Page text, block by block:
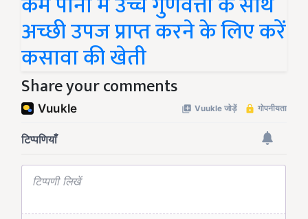
अच्छी उपज प्राप्त करने के लिए करें
कसावा की खेती
Share your comments